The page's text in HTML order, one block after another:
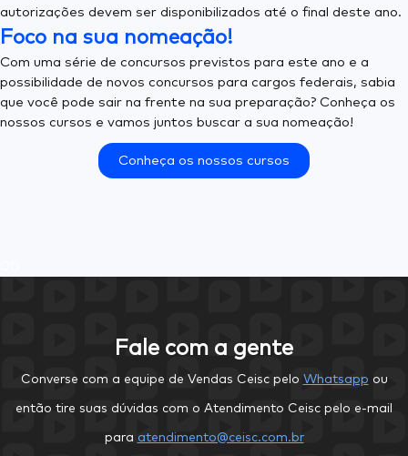
autorizações devem ser disponibilizados até o final deste ano.
Foco na sua nomeação!
Com uma série de concursos previstos para este ano e a
possibilidade de novos concursos para cargos federais, sabia
que você pode sair na frente na sua preparação? Conheça os
nossos cursos e vamos juntos buscar a sua nomeação!
Conheça os nossos cursos
Fale com a gente
Converse com a equipe de Vendas Ceisc pelo Whatsapp ou
então tire suas dúvidas com o Atendimento Ceisc pelo e-mail
para atendimento@ceisc.com.br